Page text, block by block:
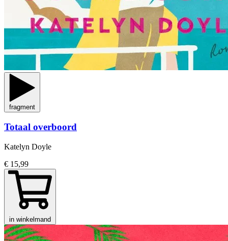
fragment
Totaal overboord
Katelyn Doyle
€ 15,99
in winkelmand